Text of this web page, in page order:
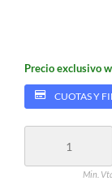
Precio exclusivo
CUOTAS Y
Min.